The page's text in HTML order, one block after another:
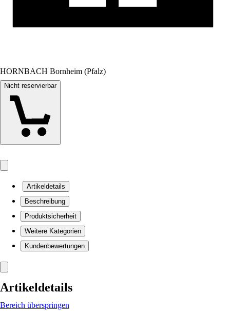
HORNBACH Bornheim (Pfalz)
Nicht reservierbar
Artikeldetails
Beschreibung
Produktsicherheit
Weitere Kategorien
Kundenbewertungen
Artikeldetails
Bereich überspringen